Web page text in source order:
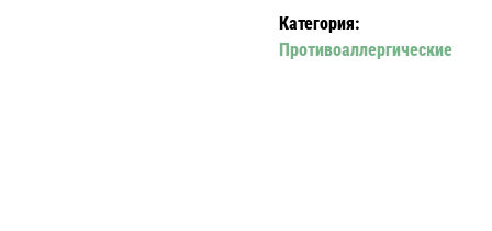
SUPRASTIN.
Категория:
Противоаллергические